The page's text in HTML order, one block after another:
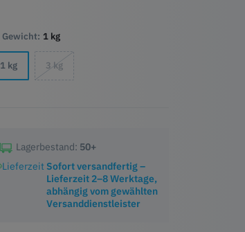
Gewicht: 1 kg
1 kg 3 kg
Lagerbestand: 50+
Lieferzeit Sofort versandfertig –
Lieferzeit 2–8 Werktage,
abhängig vom gewählten
Versanddienstleister